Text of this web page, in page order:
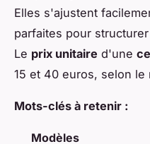
Elles s'ajustent
parfaites pour
Le prix unitaire d'une
15 et 40 euros, selon le
Mots-clés à retenir :
Modèles